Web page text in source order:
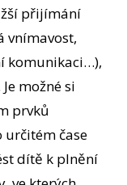
přijímání
vnímavost,
komunikaci…),
možné si
prvků
určitém čase
dítě k plnění